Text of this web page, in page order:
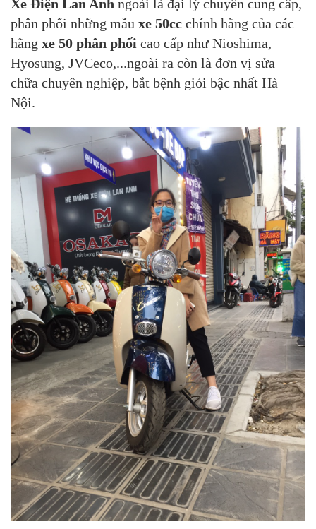
Xe Điện Lan Anh ngoài là đại lý chuyên cung cấp,
phân phối những mẫu xe 50cc chính hãng của các
hãng xe 50 phân phối cao cấp như Nioshima,
Hyosung, JVCeco,...ngoài ra còn là đơn vị sửa
chữa chuyên nghiệp, bắt bệnh giỏi bậc nhất Hà
Nội.